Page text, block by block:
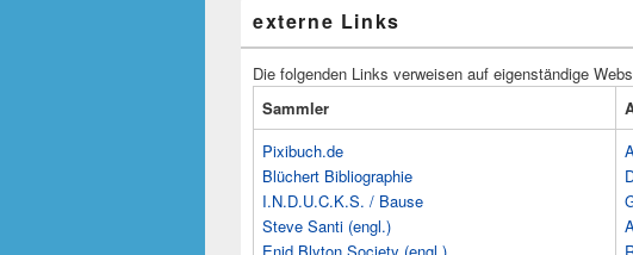
externe Links
Die folgenden Links verweisen auf eigenständige
Sammler
Pixibuch.de
Blüchert Bibliographie
I.N.D.U.C.K.S. / Bause
Steve Santi (engl.)